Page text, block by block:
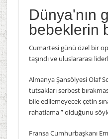
Dünya'nın
bebeklerin
Cumartesi günü özel bir
taşındı ve uluslararası
Almanya Şansölyesi Olaf
tutsakları serbest
bile edilemeyecek çetin
rahatlama ” olduğunu
Fransa Cumhurbaşkanı